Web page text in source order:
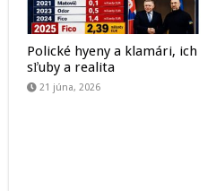
Polické hyeny a klamári, ich
sľuby a realita
21 júna, 2026